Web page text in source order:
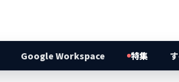
Google Workspace 特集